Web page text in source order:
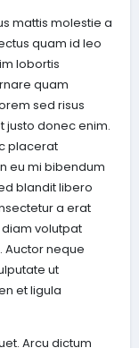
mattis molestie a
quam id leo
lobortis
quam
sed risus
justo donec enim.
placerat
eu mi bibendum
blandit libero
a erat
volutpat
neque
ut
et ligula
Arcu dictum